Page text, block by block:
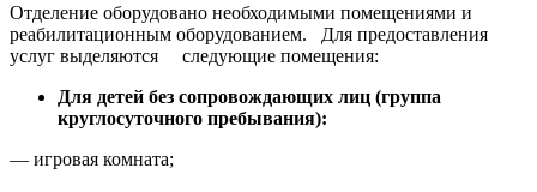
Отделение оборудовано необходимыми помещениями и
реабилитационным оборудованием. Для предоставления
услуг выделяются следующие помещения:
Для детей без сопровождающих лиц (группа
круглосуточного пребывания):
— игровая комната;